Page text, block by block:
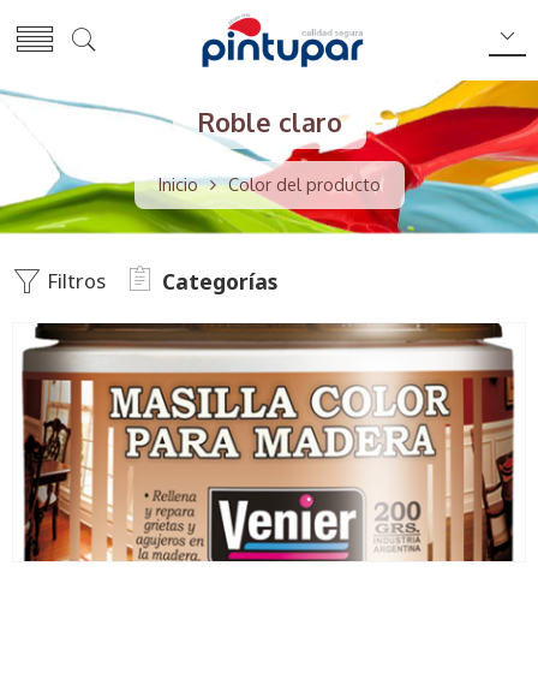
Roble claro
Inicio Color del producto
Filtros Categorías
200GRS